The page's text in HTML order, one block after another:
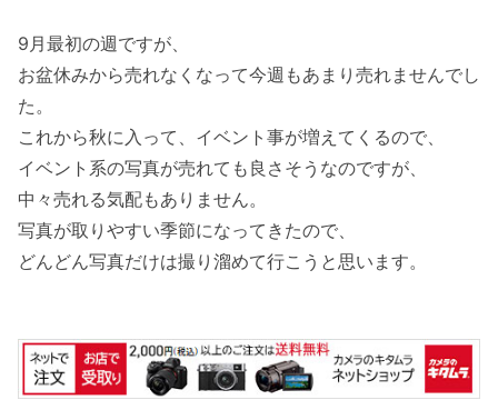
9月最初の週ですが、
お盆休みから売れなくなって今週もあまり売れませんでし
た。
これから秋に入って、イベント事が増えてくるので、
イベント系の写真が売れても良さそうなのですが、
中々売れる気配もありません。
写真が取りやすい季節になってきたので、
どんどん写真だけは撮り溜めて行こうと思います。